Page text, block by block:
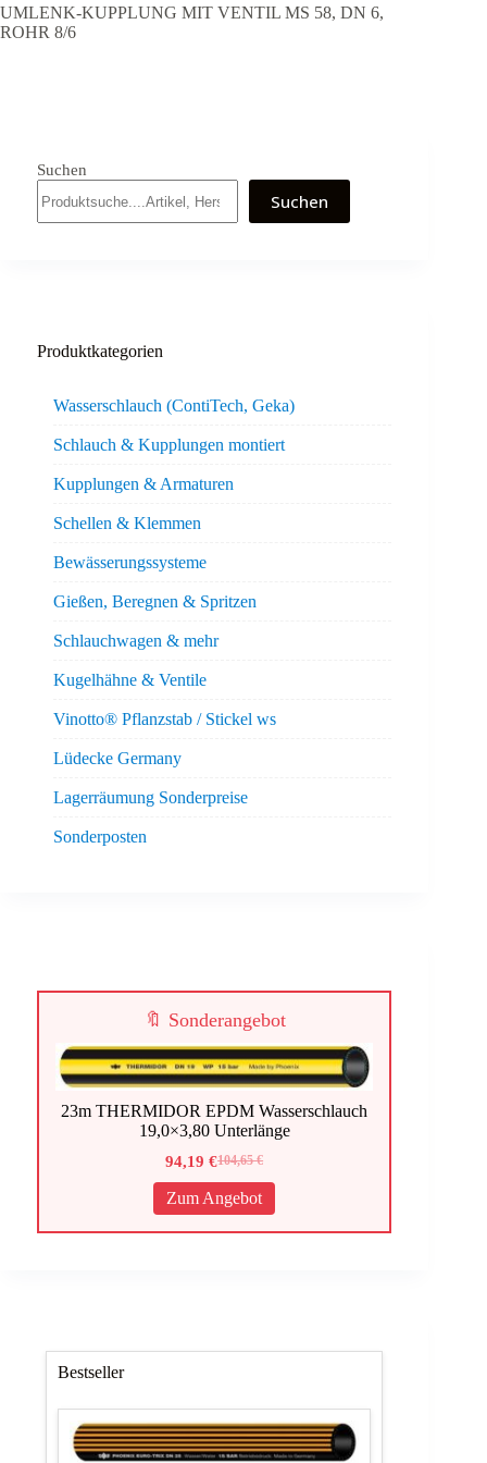
UMLENK-KUPPLUNG MIT VENTIL MS 58, DN 6,
ROHR 8/6
Suchen
Suchen
Produktkategorien
Wasserschlauch (ContiTech, Geka)
Schlauch & Kupplungen montiert
Kupplungen & Armaturen
Schellen & Klemmen
Bewässerungssysteme
Gießen, Beregnen & Spritzen
Schlauchwagen & mehr
Kugelhähne & Ventile
Vinotto® Pflanzstab / Stickel ws
Lüdecke Germany
Lagerräumung Sonderpreise
Sonderposten
🔖 Sonderangebot
23m THERMIDOR EPDM Wasserschlauch
19,0×3,80 Unterlänge
104,65€
Ursprünglicher
Preis
war:
104,65 €
94,19€Aktueller
Preis
ist:
94,19 €.
Zum Angebot
Bestseller